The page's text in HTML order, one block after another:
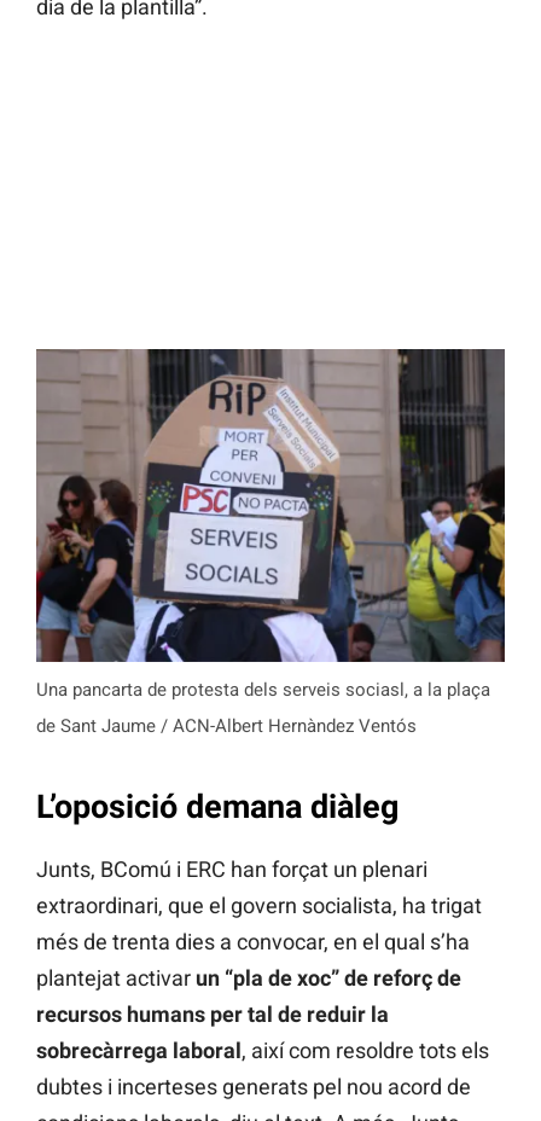
dia de la plantilla”.
Una pancarta de protesta dels serveis sociasl, a la plaça
de Sant Jaume / ACN-Albert Hernàndez Ventós
L’oposició demana diàleg
Junts, BComú i ERC han forçat un plenari
extraordinari, que el govern socialista, ha trigat
més de trenta dies a convocar, en el qual s’ha
plantejat activar un “pla de xoc” de reforç de
recursos humans per tal de reduir la
sobrecàrrega laboral, així com resoldre tots els
dubtes i incerteses generats pel nou acord de